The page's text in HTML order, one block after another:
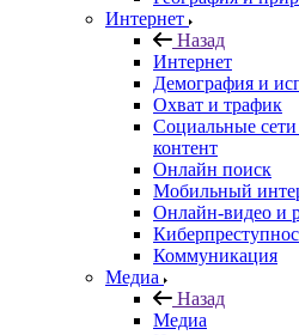
Интернет
Назад
Интернет
Демография и
Охват и трафик
Социальные сети
контент
Онлайн поиск
Мобильный
Онлайн-видео и
Коммуникация
Медиа
Назад
Медиа